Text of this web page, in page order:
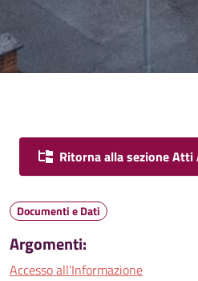
Ritorna alla sezione
Documenti e Dati
Argomenti:
Accesso all'Informazione